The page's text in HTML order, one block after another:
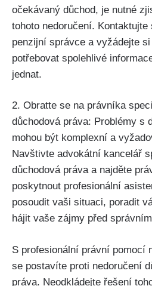
očekávaný důchod, je nutné
tohoto nedoručení. Kontaktujte
penzijní správce a vyžádejte
potřebovat spolehlivé
jednat.
2. Obratte se na právníka
důchodová práva: Problémy s
mohou být komplexní a
Navštivte advokátní kancelář
důchodová práva a najděte
poskytnout profesionální
posoudit vaši situaci, poradit
hájit vaše zájmy před
S profesionální právní pomocí
se postavíte proti nedoručení
práva. Neodkládejte řešení